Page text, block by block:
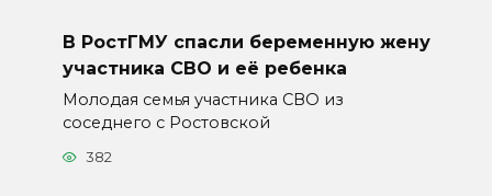
В РостГМУ спасли беременную жену
участника СВО и её ребенка
Молодая семья участника СВО из
соседнего с Ростовской
382